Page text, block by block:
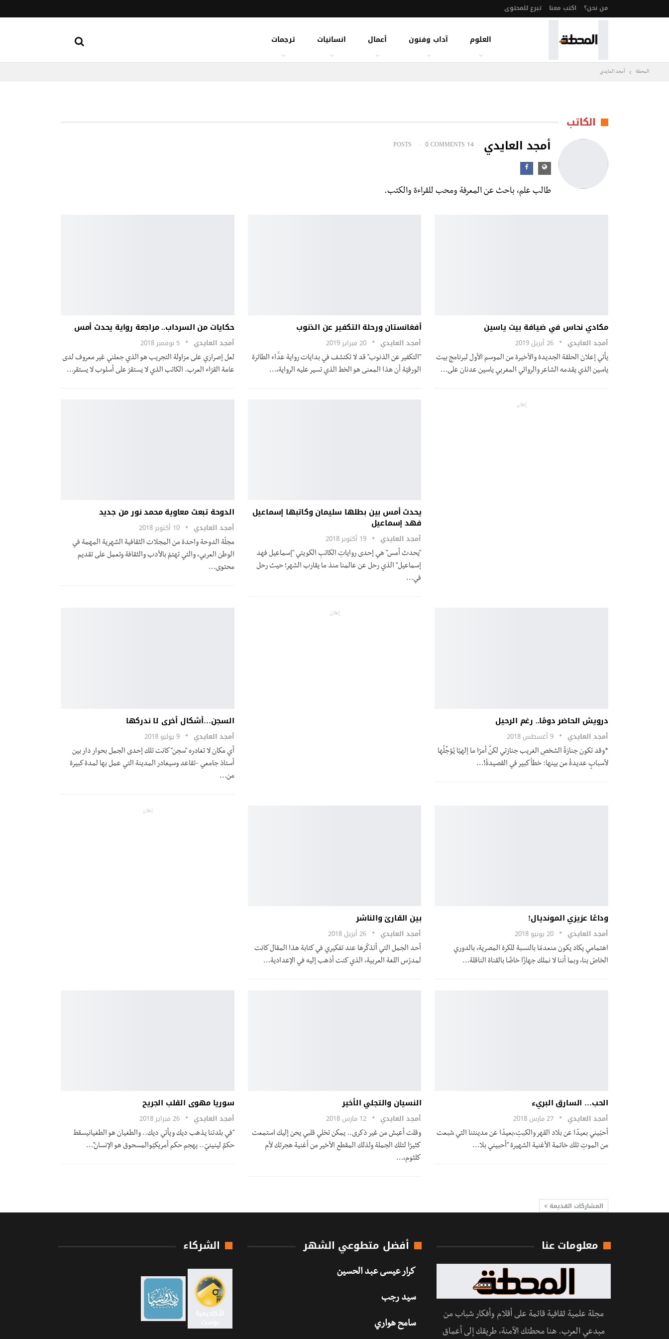
من نحن؟ اكتب معنا تبرع للمحتوى
العلوم آداب وفنون أعمال انسانيات ترجمات
المحطة أمجد العايدي
الكاتب
أمجد العايدي 14 POSTS
0 COMMENTS
طالب علم، باحث عن المعرفة ومحب للقراءة والكتب.
مكادي نحاس في ضيافة بيت ياسين
أمجد العايدي 26 أبريل 2019
يأتي إعلان الحلقة الجديدة والأخيرة من الموسم الأول لبرنامج بيت
ياسين الذي يقدمه الشاعر والروائي المغربي ياسين عدنان على…
أفغانستان ورحلة التكفير عن الذنوب
أمجد العايدي 20 فبراير 2019
"التكفير عن الذنوب" قد لا تكتشف في بدايات رواية عدَّاء الطائرة
الورقيّة أن هذا المعنى هو الخط الذي تسير عليه الرواية،…
حكايات من السرداب.. مراجعة رواية يحدث أمس
أمجد العايدي 5 نوفمبر 2018
لعل إصراري على مزاولة التجريب هو الذي جعلني غير معروف لدى
عامة القرّاء العرب. الكاتب الذي لا يستقرّ على أسلوب لا يستقر…
إعلان
يحدث أمس بين بطلها سليمان وكاتبها إسماعيل
فهد إسماعيل
أمجد العايدي 19 أكتوبر 2018
"يحدث أمس" هي إحدى رواياتِ الكاتبِ الكويتي "إسماعيل فهد
إسماعيل" الذي رحل عن عالمنا منذ ما يقارب الشهر؛ حيث رحل
في…
الدوحة تبعث معاوية محمد نور من جديد
أمجد العايدي 10 أكتوبر 2018
مجلّة الدوحة واحدة من المجلات الثقافية الشهرية المهمة في
الوطن العربي، والتي تهتمّ بالأدب والثقافة وتعمل على تقديم
محتوى…
درويش الحاضر دومًا.. رغم الرحيل
أمجد العايدي 9 أغسطس 2018
*وقد تكون جنازةُ الشخصِ الغريب جنازتي لكنَّ أمرًا ما إلهيًا يُؤجِّلُها
لأسبابٍ عديدةْ من بينها: خطأ كبير في القصيدةْ!…
إعلان
السجن…أشكال أخرى لا ندركها
أمجد العايدي 9 يوليو 2018
أي مكان لا تغادره "سجن" كانت تلك إحدى الجمل بحوار دار بين
أستاذ جامعي -تقاعد وسيغادر المدينة التي عمل بها لمدة كبيرة
من…
وداعًا عزيزي المونديال!
أمجد العايدي 20 يونيو 2018
اهتمامي يكاد يكون منعدمًا بالنسبة للكرة المصرية، بالدوري
الخاصّ بنا، وبما أننا لا نملك جهازًا خاصًَا بالقناة الناقلة…
بين القارئ والناشر
أمجد العايدي 26 أبريل 2018
أحد الجمل التي أتذكّرها عند تفكيري في كتابة هذا المقال كانت
لمدرّس اللغة العربية، الذي كنت أذهب إليه في الإعدادية…
إعلان
الحب… السارق البريء
أمجد العايدي 27 مارس 2018
أحبّيني بعيدًا عن بلاد القهر والكبتِ،بعيدًا عن مدينتنا التي شبعت
من الموتِ تلك خاتمة الأغنية الشهيرة "أحبيني بلا…
النسيان والتجلي الأخير
أمجد العايدي 12 مارس 2018
وقلت أعيش من غير ذكرى.. يمكن تخلي قلبي يحن إليك استمعت
كثيرًا لتلك الجملة ولذلك المقطع الأخير من أغنية هجرتك لأم
كلثوم،…
سوريا مهوى القلب الجريح
أمجد العايدي 26 فبراير 2018
"في بلدتنا يذهب ديك ويأتي ديك.. والطغيان هو الطغيانيسقط
حكمٌ لينينيّ.. يهجم حكم أمريكيّوالمسحوق هو الإنسان"…
المشاركات القديمة
معلومات عنا
مجلة علمية ثقافية قائمة على أقلام وأفكار شباب من
مبدعي العرب. هنا محطتك الآمنة، طريقك إلى أعماق
أفضل متطوعي الشهر
كرار عيسى عبد الحسين
سيد رجب
سامح هواري
الشركاء